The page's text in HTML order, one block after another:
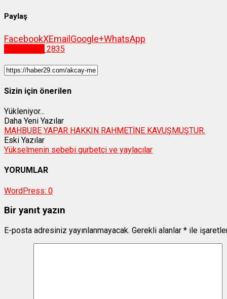
Paylaş
FacebookXEmail Google+WhatsApp
2835
Sizin için önerilen
Yükleniyor...
Daha Yeni Yazılar
MAHBUBE YAPAR HAKKIN RAHMETİNE KAVUŞMUŞTUR.
Eski Yazılar
Yükselmenin sebebi gurbetçi ve yaylacılar
YORUMLAR
WordPress: 0
Bir yanıt yazın
E-posta adresiniz yayınlanmayacak. Gerekli alanlar * ile